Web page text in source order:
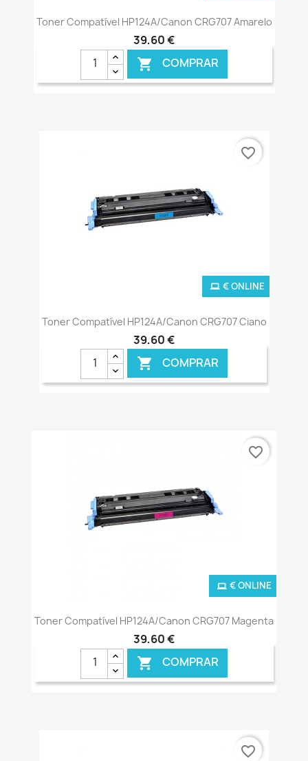
Toner Compatível HP124A/Canon CRG707 Amarelo
39,60 €
 COMPRAR
Toner Compatível HP124A/Canon CRG707 Ciano
39,60 €
 COMPRAR
€ ONLINE
favorite_border
Toner Compatível HP124A/Canon CRG707 Magenta
39,60 €
 COMPRAR
€ ONLINE
favorite_border
favorite_border